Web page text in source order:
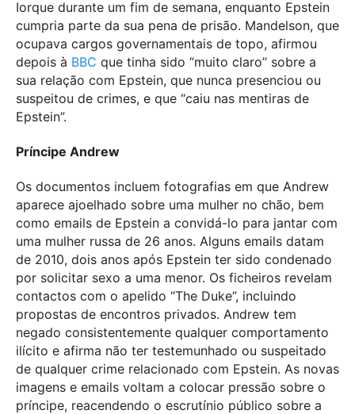
Iorque durante um fim de semana, enquanto Epstein
cumpria parte da sua pena de prisão. Mandelson, que
ocupava cargos governamentais de topo, afirmou
depois à BBC que tinha sido “muito claro” sobre a
sua relação com Epstein, que nunca presenciou ou
suspeitou de crimes, e que “caiu nas mentiras de
Epstein”.
Príncipe Andrew
Os documentos incluem fotografias em que Andrew
aparece ajoelhado sobre uma mulher no chão, bem
como emails de Epstein a convidá-lo para jantar com
uma mulher russa de 26 anos. Alguns emails datam
de 2010, dois anos após Epstein ter sido condenado
por solicitar sexo a uma menor. Os ficheiros revelam
contactos com o apelido “The Duke”, incluindo
propostas de encontros privados. Andrew tem
negado consistentemente qualquer comportamento
ilícito e afirma não ter testemunhado ou suspeitado
de qualquer crime relacionado com Epstein. As novas
imagens e emails voltam a colocar pressão sobre o
príncipe, reacendendo o escrutínio público sobre a